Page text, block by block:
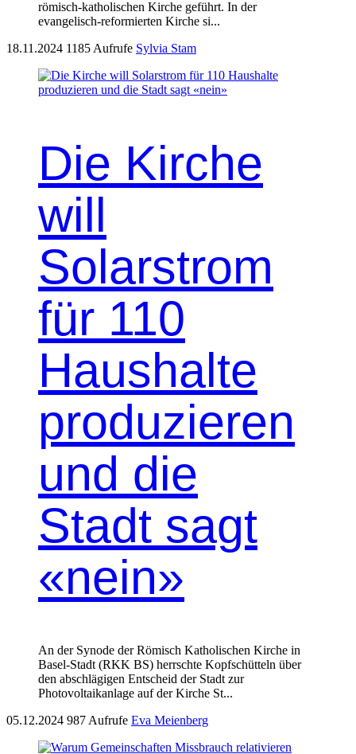
römisch-katholischen Kirche geführt. In der
evangelisch-reformierten Kirche si...
18.11.2024 1185 Aufrufe Sylvia Stam
Die Kirche
will
Solarstrom
für 110
Haushalte
produzieren
und die
Stadt sagt
«nein»
An der Synode der Römisch Katholischen Kirche in
Basel-Stadt (RKK BS) herrschte Kopfschütteln über
den abschlägigen Entscheid der Stadt zur
Photovoltaikanlage auf der Kirche St...
05.12.2024 987 Aufrufe Eva Meienberg